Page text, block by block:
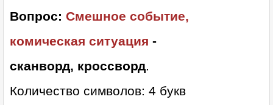
Вопрос: Смешное событие,
комическая ситуация -
сканворд, кроссворд.
Количество символов: 4 букв